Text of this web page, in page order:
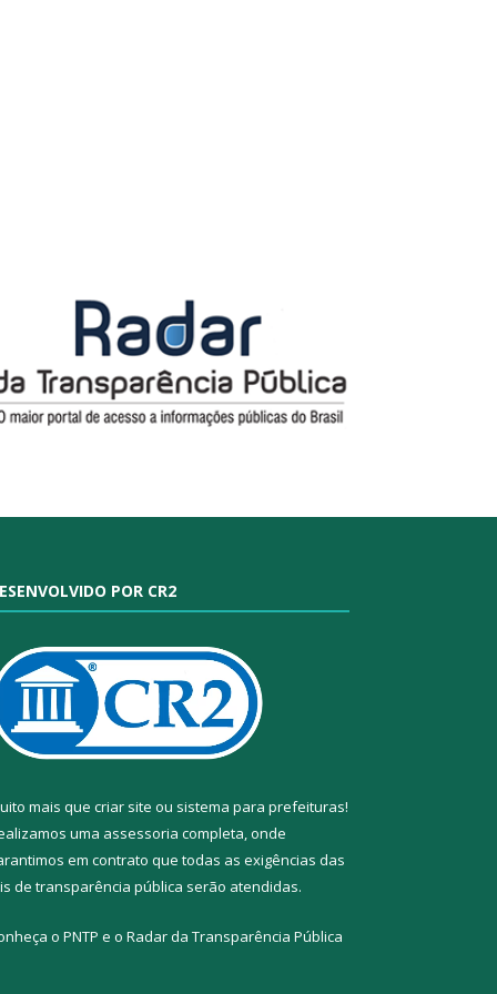
POR CR2
mais que criar site ou sistema para prefeituras!
uma assessoria completa, onde
em contrato que todas as exigências das
de transparência pública serão atendidas.
o PNTP e o Radar da Transparência Pública